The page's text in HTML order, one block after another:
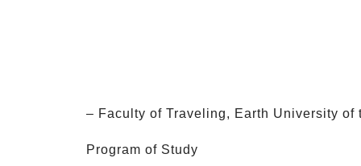
– Faculty of Traveling, Earth University of
Program of Study